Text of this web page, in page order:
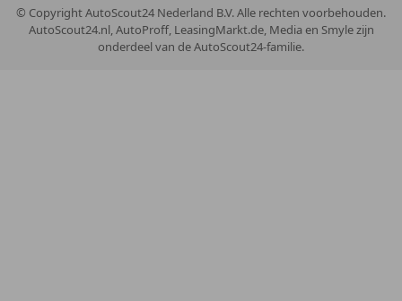
© CopyrightAutoScout24 Nederland B.V. Alle rechten voorbehouden.
AutoScout24.nl, AutoProff, LeasingMarkt.de, Media en Smyle zijn
onderdeel van de AutoScout24-familie.